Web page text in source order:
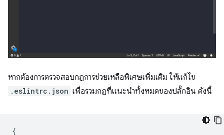
หากต้องการตรวจสอบกฎการช่วยเหลือพิเศษเพิ่มเติม ให้แก้ไข
.eslintrc.json เพื่อรวมกฎที่แนะนำทั้งหมดของปลั๊กอิน ดังนี้
{